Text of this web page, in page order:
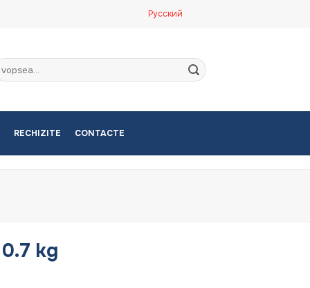
Русский
RECHIZITE CONTACTE
kg